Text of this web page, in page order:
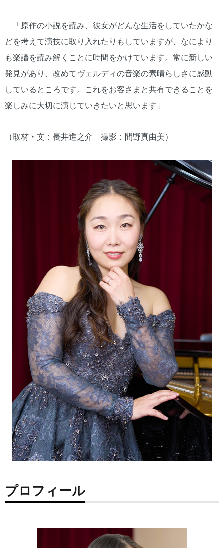
「原作の小説を読み、彼女がどんな生活をしていたかな
どを考えて演技に取り入れたりもしていますが、なにより
も楽譜を読み解くことに時間をかけています。常に新しい
発見があり、改めてヴェルディの音楽の素晴らしさに感動
しているところです。これをお客さまと共有できることを
楽しみに大切に演じていきたいと思います」
（取材・文：長井進之介 撮影：間野真由美）
プロフィール